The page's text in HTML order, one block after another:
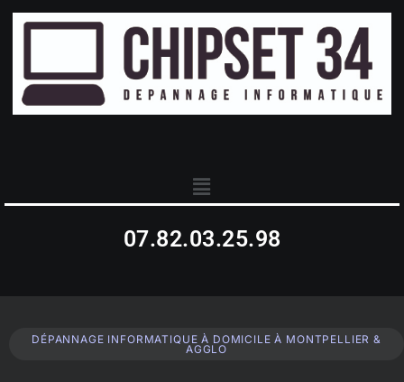
07.82.03.25.98
DÉPANNAGE INFORMATIQUE À DOMICILE À MONTPELLIER &
AGGLO